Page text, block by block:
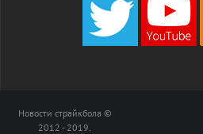
Новости страйкбола ©
2012 - 2019.